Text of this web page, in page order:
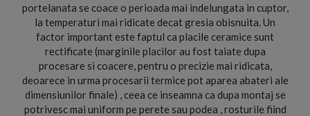
portelanata se coace o perioada mai indelungata in cuptor,
la temperaturi mai ridicate decat gresia obisnuita. Un
factor important este faptul ca placile ceramice sunt
rectificate (marginile placilor au fost taiate dupa
procesare si coacere, pentru o precizie mai ridicata,
deoarece in urma procesarii termice pot aparea abateri ale
dimensiunilor finale) , ceea ce inseamna ca dupa montaj se
potrivesc mai uniform pe perete sau podea , rosturile fiind